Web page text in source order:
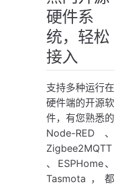
硬件系
统，轻松
接入
支持多种运行在
硬件端的开源软
件，有您熟悉的
Node-RED、
Zigbee2MQTT
、ESPHome、
Tasmota，都